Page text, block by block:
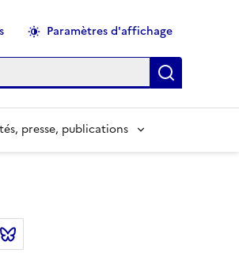
Paramètres d'affichage
presse, publications